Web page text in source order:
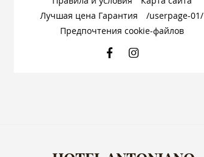
Лучшая цена Гарантия
/userpage-01/
Предпочтения cookie-файлов
FACEBOOK